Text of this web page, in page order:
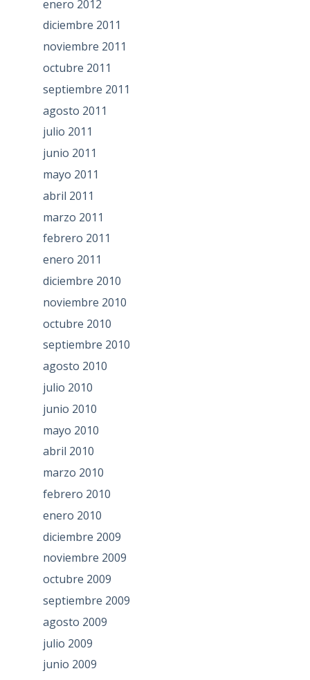
enero 2012
diciembre 2011
noviembre 2011
octubre 2011
septiembre 2011
agosto 2011
julio 2011
junio 2011
mayo 2011
abril 2011
marzo 2011
febrero 2011
enero 2011
diciembre 2010
noviembre 2010
octubre 2010
septiembre 2010
agosto 2010
julio 2010
junio 2010
mayo 2010
abril 2010
marzo 2010
febrero 2010
enero 2010
diciembre 2009
noviembre 2009
octubre 2009
septiembre 2009
agosto 2009
julio 2009
junio 2009